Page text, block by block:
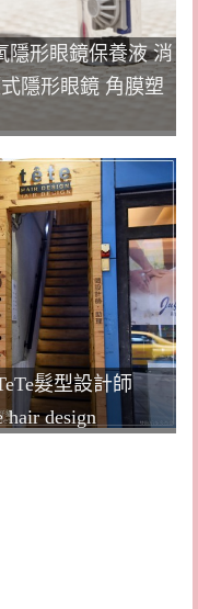
隱形眼鏡保養液 消
隱形眼鏡 角膜塑
髮型設計師
design